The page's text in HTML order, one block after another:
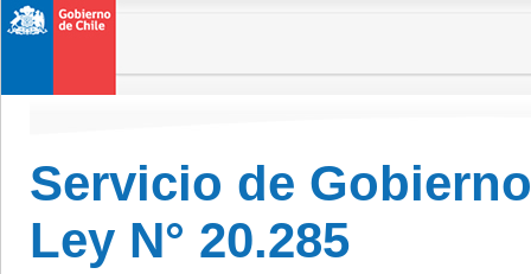
Servicio de
Ley N° 20.285